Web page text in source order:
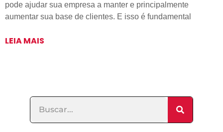
pode ajudar sua empresa a manter e principalmente
aumentar sua base de clientes. E isso é fundamental
LEIA MAIS